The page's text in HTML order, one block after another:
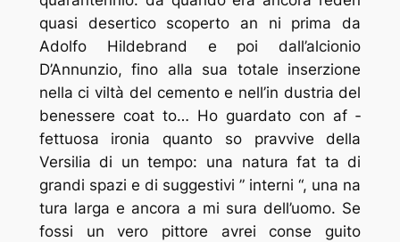
quasi desertico scoperto an ­ni prima da
Adolfo Hildebrand e poi dall’alcionio
D’Annunzio, fino alla sua totale inserzione
nella ci ­viltà del cemento e nell’in ­dustria del
benessere coat ­to… Ho guardato con af ­
fettuosa ironia quanto so ­pravvive della
Versilia di un tempo: una natura fat ­ta di
grandi spazi e di suggestivi ” interni “, una na
­tura larga e ancora a mi ­sura dell’uomo. Se
fossi un vero pittore avrei conse ­guito